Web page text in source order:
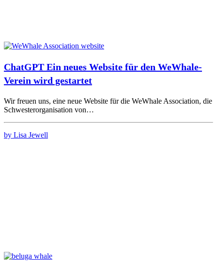
ChatGPT Ein neues Website für den WeWhale-
Verein wird gestartet
Wir freuen uns, eine neue Website für die WeWhale Association, die
Schwesterorganisation von…
by Lisa Jewell